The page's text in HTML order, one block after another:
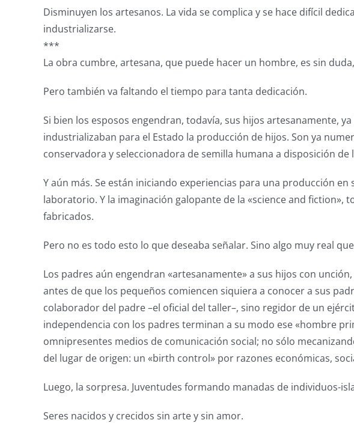
Disminuyen los artesanos. La vida se complica y se hace difícil
industrializarse.
***
La obra cumbre, artesana, que puede hacer un hombre, es sin
Pero también va faltando el tiempo para tanta dedicación.
Si bien los esposos engendran, todavía, sus hijos artesanamente,
industrializaban para el Estado la producción de hijos. Son ya
conservadora y seleccionadora de semilla humana a disposición
Y aún más. Se están iniciando experiencias para una producción
laboratorio. Y la imaginación galopante de la «science and
fabricados.
Pero no es todo esto lo que deseaba señalar. Sino algo muy real
Los padres aún engendran «artesanamente» a sus hijos con
antes de que los pequeños comiencen siquiera a conocer a sus
colaborador del padre –el oficial del taller–, sino regidor de un
independencia con los padres terminan a su modo ese «hombre
omnipresentes medios de comunicación social; no sólo
del lugar de origen: un «birth control» por razones económicas,
Luego, la sorpresa. Juventudes formando manadas de individuos-
Seres nacidos y crecidos sin arte y sin amor.